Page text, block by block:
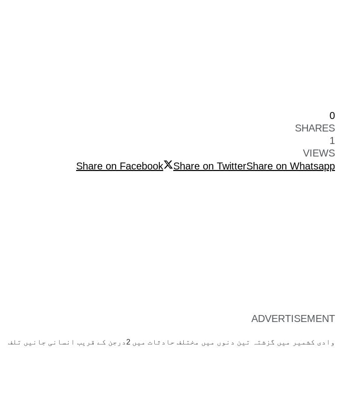
0
SHARES
1
VIEWS
Share on Facebook
Share on TwitterShare on Whatsapp
ADVERTISEMENT
وادی کشمیر میں گزشتہ تین دنوں میں مختلف حادثات میں 2درجن کے قریب انسانی جانیں تلف